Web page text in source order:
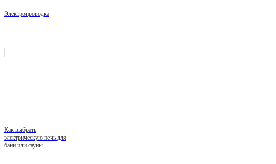
Электропроводка
Как выбрать
электрическую печь для
бани или сауны